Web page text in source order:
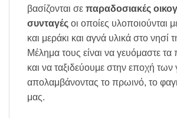
βασίζονται σε παραδοσιακές
συνταγές οι οποίες υλοποιούνται
και μεράκι και αγνά υλικά στο νησί
Μέλημα τους είναι να γευόμαστε τα
και να ταξιδεύουμε στην εποχή των
απολαμβάνοντας το πρωινό, το
μας.